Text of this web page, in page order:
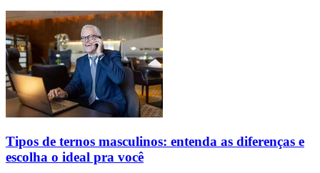
Tipos de ternos masculinos: entenda as diferenças e
escolha o ideal pra você